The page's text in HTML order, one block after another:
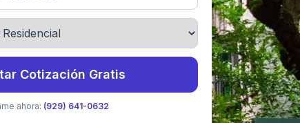
Cotización Gratis
ahora: (929) 641-0632